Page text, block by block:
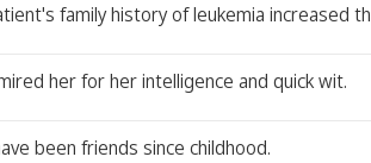
family history of leukemia increased
her for her intelligence and quick wit.
been friends since childhood.